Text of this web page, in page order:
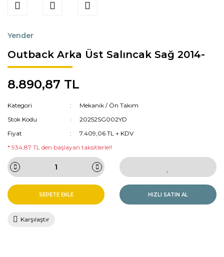
Yender
Outback Arka Üst Salıncak Sağ 2014-
8.890,87 TL
Kategori
Mekanik / Ön Takım
Stok Kodu
20252SG002YD
Fiyat
7.409,06 TL + KDV
* 934,87 TL den başlayan taksitlerle!!
SEPETE EKLE HIZLI SATIN AL
Karşılaştır